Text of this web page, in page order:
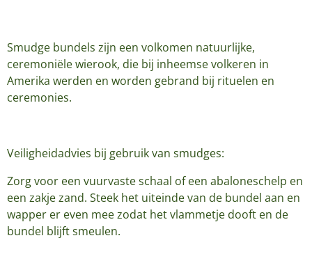
Smudge bundels zijn een volkomen natuurlijke,
ceremoniële wierook, die bij inheemse volkeren in
Amerika werden en worden gebrand bij rituelen en
ceremonies.
Veiligheidadvies bij gebruik van smudges:
Zorg voor een vuurvaste schaal of een abaloneschelp en
een zakje zand. Steek het uiteinde van de bundel aan en
wapper er even mee zodat het vlammetje dooft en de
bundel blijft smeulen.